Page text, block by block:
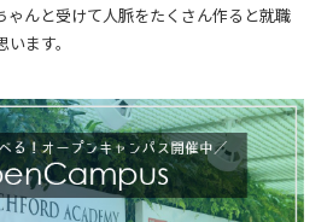
ゃんと受けて人脈をたくさん作ると就職
ます。